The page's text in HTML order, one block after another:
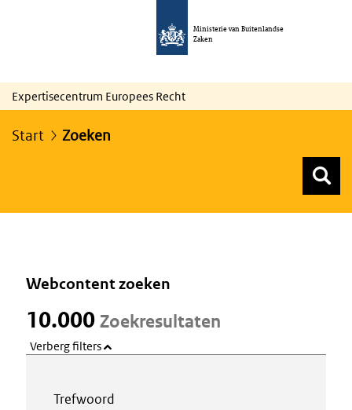
Ministerie van Buitenlandse
Zaken
Expertisecentrum Europees Recht
Start Zoeken
Webcontent zoeken
10.000 Zoekresultaten
Verberg filters
Trefwoord